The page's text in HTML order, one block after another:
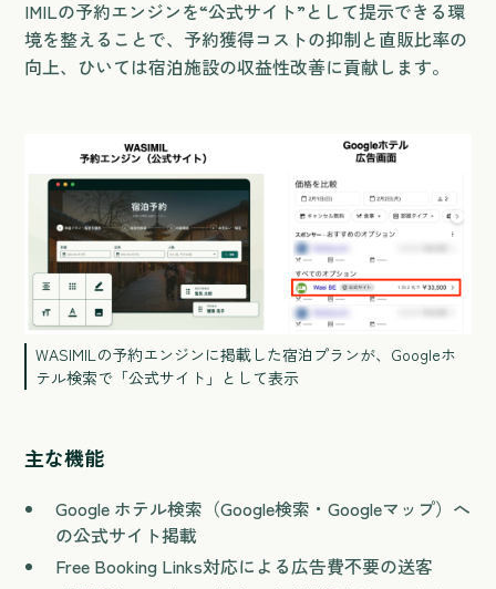
IMILの予約エンジンを“公式サイト”として提示できる環
境を整えることで、予約獲得コストの抑制と直販比率の
向上、ひいては宿泊施設の収益性改善に貢献します。
WASIMILの予約エンジンに掲載した宿泊プランが、Googleホ
テル検索で「公式サイト」として表示
主な機能
Google ホテル検索（Google検索・Googleマップ）へ
の公式サイト掲載
Free Booking Links対応による広告費不要の送客